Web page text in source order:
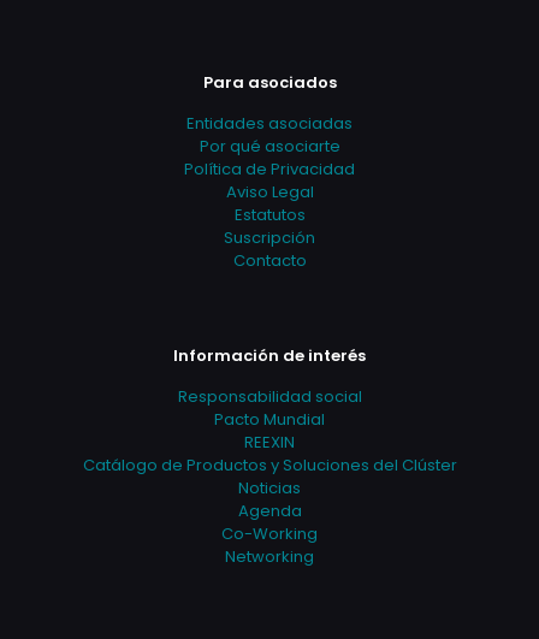
Para asociados
Entidades asociadas
Por qué asociarte
Política de Privacidad
Aviso Legal
Estatutos
Suscripción
Contacto
Información de interés
Responsabilidad social
Pacto Mundial
REEXIN
Catálogo de Productos y Soluciones del Clúster
Noticias
Agenda
Co-Working
Networking